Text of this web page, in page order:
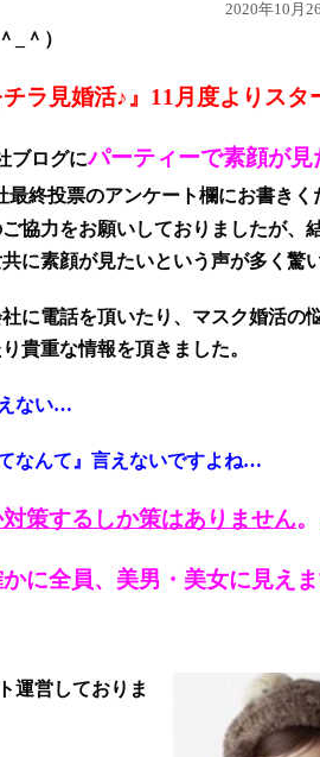
2020年10月
_＾）
ラ見婚活♪』11月度よりス
ブログにパーティーで素顔が見
最終投票のアンケート欄にお書きく
協力をお願いしておりましたが、
に素顔が見たいという声が多く驚
に電話を頂いたり、マスク婚活の
貴重な情報を頂きました。
ない…
なんて』言えないですよね…
策するしか策はありません。
に全員、美男・美女に見え
運営しておりま